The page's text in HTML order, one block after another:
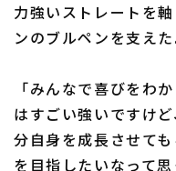
力強いストレートを
ンのブルペンを支えた
「みんなで喜びをわ
はすごい強いですけ
分自身を成長させて
を目指したいなって思